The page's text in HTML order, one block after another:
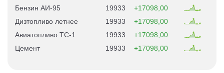
Бензин АИ-95
19933
17098,00
Дизтопливо летнее
19933
17098,00
Авиатопливо ТС-1
19933
17098,00
Цемент
19933 17098,00